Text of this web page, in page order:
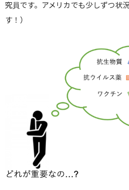
究員です。アメリカでも少しずつ状
す！）